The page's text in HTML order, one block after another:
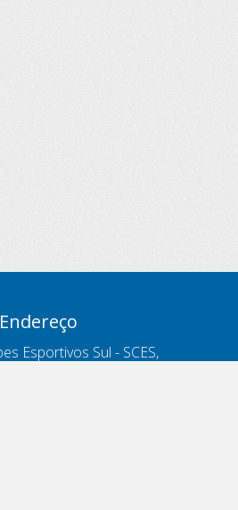
Endereço
Esportivos Sul - SCES,